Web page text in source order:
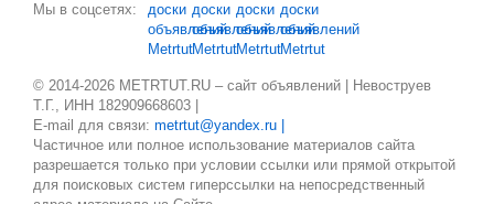
Мы в соцсетях:
© 2014-2026 METRTUT.RU – сайт объявлений | Невоструев
Т.Г., ИНН 182909668603 |
E-mail для связи: metrtut@yandex.ru |
Частичное или полное использование материалов сайта
разрешается только при условии ссылки или прямой открытой
для поисковых систем гиперссылки на непосредственный